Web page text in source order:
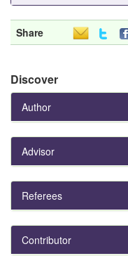
Share
Discover
Author
Advisor
Referees
Contributor